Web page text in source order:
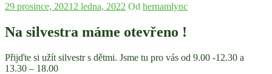
Publikováno
29 prosince, 2021 2 ledna, 2022 Od hernamlync
Na silvestra máme otevřeno !
Přijďte si užít silvestr s dětmi. Jsme tu pro vás od 9.00 -12.30 a
13.30 – 18.00